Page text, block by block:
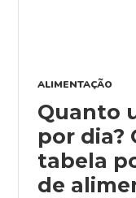
ALIMENTAÇÃO
Quanto
por dia?
tabela
de